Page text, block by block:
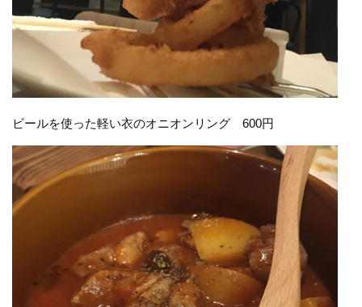
ビールを使った軽い衣のオニオンリング 600円